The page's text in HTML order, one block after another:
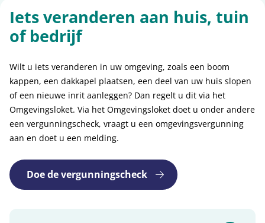
Iets veranderen aan huis, tuin
of bedrijf
Wilt u iets veranderen in uw omgeving, zoals een boom
kappen, een dakkapel plaatsen, een deel van uw huis slopen
of een nieuwe inrit aanleggen? Dan regelt u dit via het
Omgevingsloket. Via het Omgevingsloket doet u onder andere
een vergunningscheck, vraagt u een omgevingsvergunning
aan en doet u een melding.
Doe de vergunningscheck